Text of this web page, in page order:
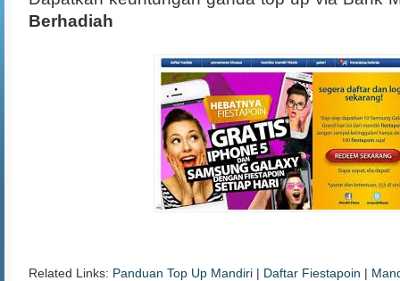
Berhadiah
Related Links: Panduan Top Up Mandiri | Daftar Fiestapoin |